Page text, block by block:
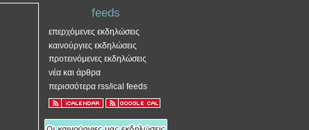
feeds
επερχόμενες εκδηλώσεις
καινούργιες εκδηλώσεις
προτεινόμενες εκδηλώσεις
νέα και άρθρα
περισσότερα rss/ical feeds